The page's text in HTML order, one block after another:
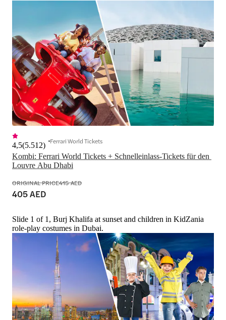
Kombi: Ferrari World Tickets + Schnelleinlass-Tickets für den
Louvre Abu Dhabi
4,5(5.512) Ferrari World Tickets
ORIGINAL PRICE415 AED
405 AED
Slide 1 of 1, Burj Khalifa at sunset and children in KidZania
role-play costumes in Dubai.